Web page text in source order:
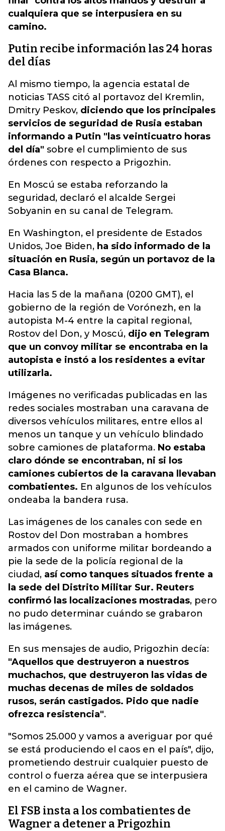
cualquiera que se interpusiera en su
camino.
Putin recibe información las 24 horas
del días
Al mismo tiempo, la agencia estatal de
noticias TASS citó al portavoz del Kremlin,
Dmitry Peskov, diciendo que los principales
servicios de seguridad de Rusia estaban
informando a Putin "las veinticuatro horas
del día" sobre el cumplimiento de sus
órdenes con respecto a Prigozhin.
En Moscú se estaba reforzando la
seguridad, declaró el alcalde Sergei
Sobyanin en su canal de Telegram.
En Washington, el presidente de Estados
Unidos, Joe Biden, ha sido informado de la
situación en Rusia, según un portavoz de la
Casa Blanca.
Hacia las 5 de la mañana (0200 GMT), el
gobierno de la región de Vorónezh, en la
autopista M-4 entre la capital regional,
Rostov del Don, y Moscú, dijo en Telegram
que un convoy militar se encontraba en la
autopista e instó a los residentes a evitar
utilizarla.
Imágenes no verificadas publicadas en las
redes sociales mostraban una caravana de
diversos vehículos militares, entre ellos al
menos un tanque y un vehículo blindado
sobre camiones de plataforma. No estaba
claro dónde se encontraban, ni si los
camiones cubiertos de la caravana llevaban
combatientes. En algunos de los vehículos
ondeaba la bandera rusa.
Las imágenes de los canales con sede en
Rostov del Don mostraban a hombres
armados con uniforme militar bordeando a
pie la sede de la policía regional de la
ciudad, así como tanques situados frente a
la sede del Distrito Militar Sur. Reuters
confirmó las localizaciones mostradas, pero
no pudo determinar cuándo se grabaron
las imágenes.
En sus mensajes de audio, Prigozhin decía:
"Aquellos que destruyeron a nuestros
muchachos, que destruyeron las vidas de
muchas decenas de miles de soldados
rusos, serán castigados. Pido que nadie
ofrezca resistencia".
"Somos 25.000 y vamos a averiguar por qué
se está produciendo el caos en el país", dijo,
prometiendo destruir cualquier puesto de
control o fuerza aérea que se interpusiera
en el camino de Wagner.
El FSB insta a los combatientes de
Wagner a detener a Prigozhin